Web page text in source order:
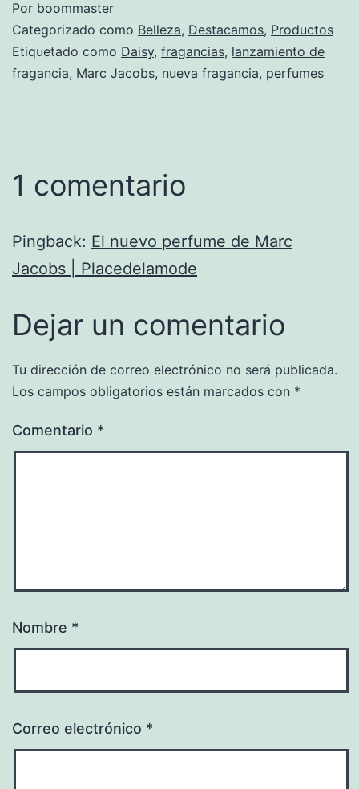
Por boommaster
Categorizado como Belleza, Destacamos, Productos
Etiquetado como Daisy, fragancias, lanzamiento de
fragancia, Marc Jacobs, nueva fragancia, perfumes
1 comentario
Pingback: El nuevo perfume de Marc
Jacobs | Placedelamode
Dejar un comentario
Tu dirección de correo electrónico no será publicada.
Los campos obligatorios están marcados con *
Comentario *
Nombre *
Correo electrónico *